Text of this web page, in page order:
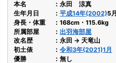
本名
永田 涼真
生年月日
平成14年(2002)5
身長・体重
168cm・115.6kg
所属部屋
出羽海部屋
改名歴
永田 → 天竜山
初土俵
令和3年(2021)1月
優勝
無し